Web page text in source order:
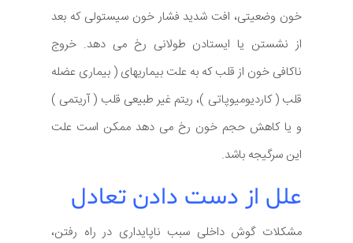
خون وضعیتی، افت شدید فشار خون سیستولی که بعد
از نشستن یا ایستادن طولانی رخ می دهد. خروج
ناکافی خون از قلب که به علت بیماریهای ( بیماری عضله
قلب ( کاردیومیوپاتی )، ریتم غیر طبیعی قلب ( آریتمی )
و یا کاهش حجم خون رخ می دهد ممکن است علت
این سرگیجه باشد.
علل از دست دادن تعادل
مشکلات گوش داخلی سبب ناپایداری در راه رفتن،